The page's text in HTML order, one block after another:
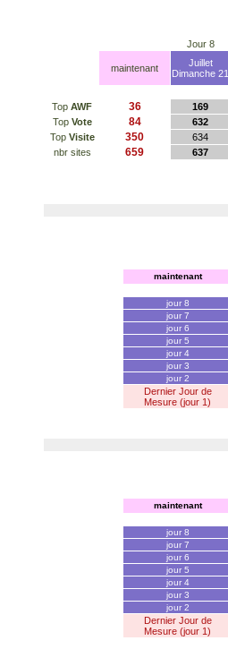
Jour 8
maintenant
Juillet
Dimanche 21
Top AWF 36 169
Top Vote 84 632
Top Visite 350 634
nbr sites
659 637
maintenant
jour 8
jour 7
jour 6
jour 5
jour 4
jour 3
jour 2
Dernier Jour de
Mesure (jour 1)
maintenant
jour 8
jour 7
jour 6
jour 5
jour 4
jour 3
jour 2
Dernier Jour de
Mesure (jour 1)